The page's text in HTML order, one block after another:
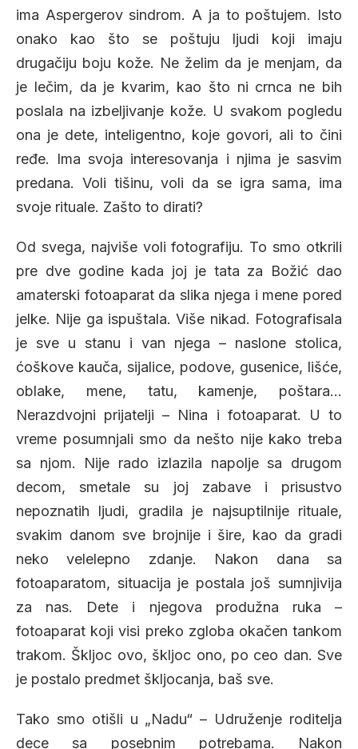
ima Aspergerov sindrom. A ja to poštujem. Isto
onako kao što se poštuju ljudi koji imaju
drugačiju boju kože. Ne želim da je menjam, da
je lečim, da je kvarim, kao što ni crnca ne bih
poslala na izbeljivanje kože. U svakom pogledu
ona je dete, inteligentno, koje govori, ali to čini
ređe. Ima svoja interesovanja i njima je sasvim
predana. Voli tišinu, voli da se igra sama, ima
svoje rituale. Zašto to dirati?
Od svega, najviše voli fotografiju. To smo otkrili
pre dve godine kada joj je tata za Božić dao
amaterski fotoaparat da slika njega i mene pored
jelke. Nije ga ispuštala. Više nikad. Fotografisala
je sve u stanu i van njega – naslone stolica,
ćoškove kauča, sijalice, podove, gusenice, lišće,
oblake, mene, tatu, kamenje, poštara…
Nerazdvojni prijatelji – Nina i fotoaparat. U to
vreme posumnjali smo da nešto nije kako treba
sa njom. Nije rado izlazila napolje sa drugom
decom, smetale su joj zabave i prisustvo
nepoznatih ljudi, gradila je najsuptilnije rituale,
svakim danom sve brojnije i šire, kao da gradi
neko velelepno zdanje. Nakon dana sa
fotoaparatom, situacija je postala još sumnjivija
za nas. Dete i njegova produžna ruka –
fotoaparat koji visi preko zgloba okačen tankom
trakom. Škljoc ovo, škljoc ono, po ceo dan. Sve
je postalo predmet škljocanja, baš sve.
Tako smo otišli u „Nadu“ – Udruženje roditelja
dece sa posebnim potrebama. Nakon